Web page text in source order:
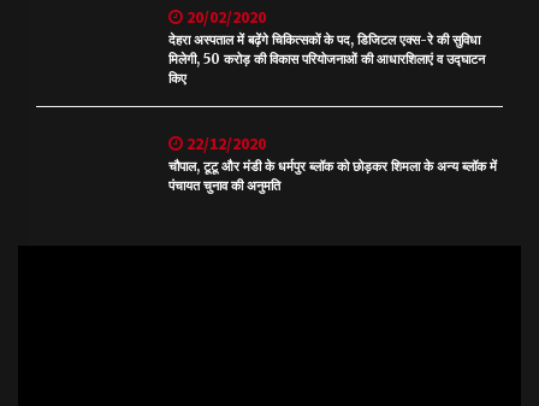
20/02/2020
देहरा अस्पताल में बढ़ेंगे चिकित्सकों के पद, डिजिटल एक्स-रे की सुविधा
मिलेगी, 50 करोड़ की विकास परियोजनाओं की आधारशिलाएं व उद्घाटन
किए
22/12/2020
चौपाल, टूटू और मंडी के धर्मपुर ब्लॉक को छोड़कर शिमला के अन्य ब्लॉक में
पंचायत चुनाव की अनुमति